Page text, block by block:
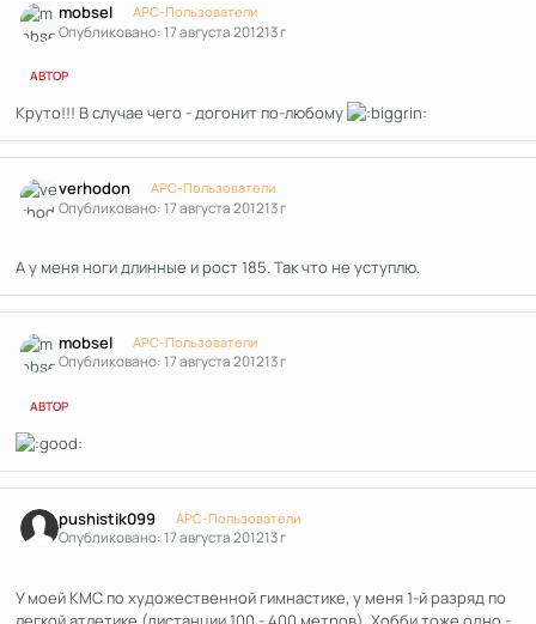
mobsel APC-Пользователи
Опубликовано:17 августа 201213 г
АВТОР
Круто!!! В случае чего - догонит по-любому
verhodon APC-Пользователи
Опубликовано:17 августа 201213 г
А у меня ноги длинные и рост 185. Так что не уступлю.
mobsel APC-Пользователи
Опубликовано:17 августа 201213 г
АВТОР
pushistik099 APC-Пользователи
Опубликовано:17 августа 201213 г
У моей КМС по художественной гимнастике, у меня 1-й разряд по